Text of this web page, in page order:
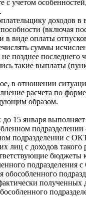
с учетом
доходов в
(включая
в виде оплаты
суммы
позднее последнего
такие выплаты
в отношении
расчета по
образом.
15 января
подразделении с
лиц с доходов такого
бюджеты
обособленного
полученных